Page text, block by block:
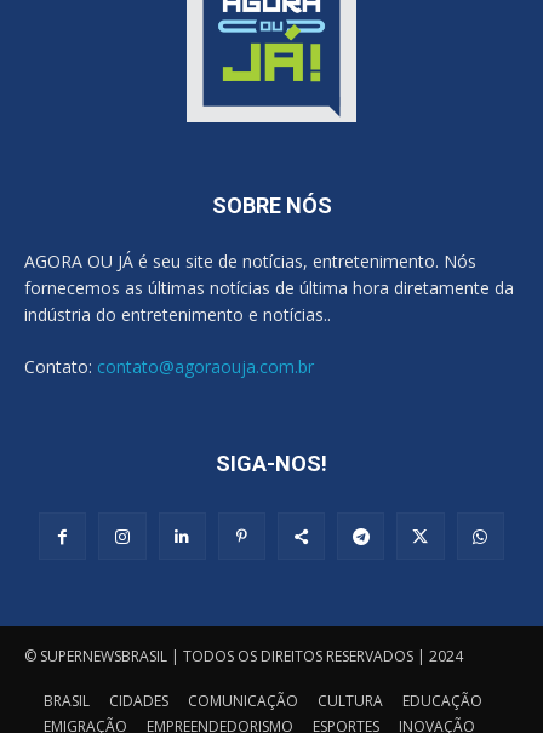
SOBRE NÓS
AGORA OU JÁ é seu site de notícias, entretenimento. Nós
fornecemos as últimas notícias de última hora diretamente da
indústria do entretenimento e notícias..
Contato: contato@agoraouja.com.br
SIGA-NOS!
© SUPERNEWSBRASIL | TODOS OS DIREITOS RESERVADOS | 2024
BRASIL CIDADES COMUNICAÇÃO CULTURA
EDUCAÇÃO
EMIGRAÇÃO
EMPREENDEDORISMO ESPORTES INOVAÇÃO